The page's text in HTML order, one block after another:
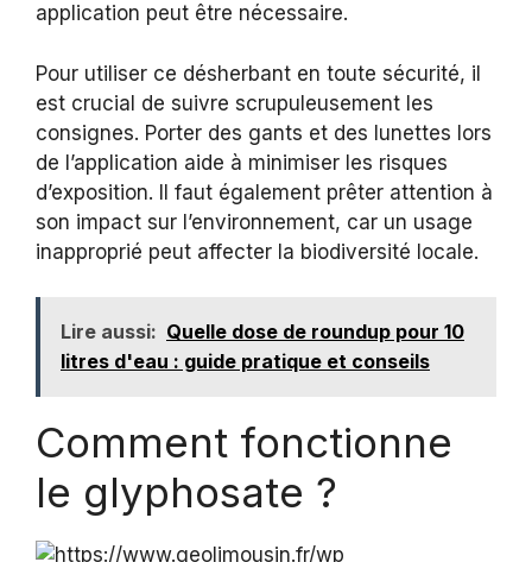
application peut être nécessaire.
Pour utiliser ce désherbant en toute sécurité, il
est crucial de suivre scrupuleusement les
consignes. Porter des gants et des lunettes lors
de l’application aide à minimiser les risques
d’exposition. Il faut également prêter attention à
son impact sur l’environnement, car un usage
inapproprié peut affecter la biodiversité locale.
Lire aussi: Quelle dose de roundup pour 10
litres d'eau : guide pratique et conseils
Comment fonctionne
le glyphosate ?